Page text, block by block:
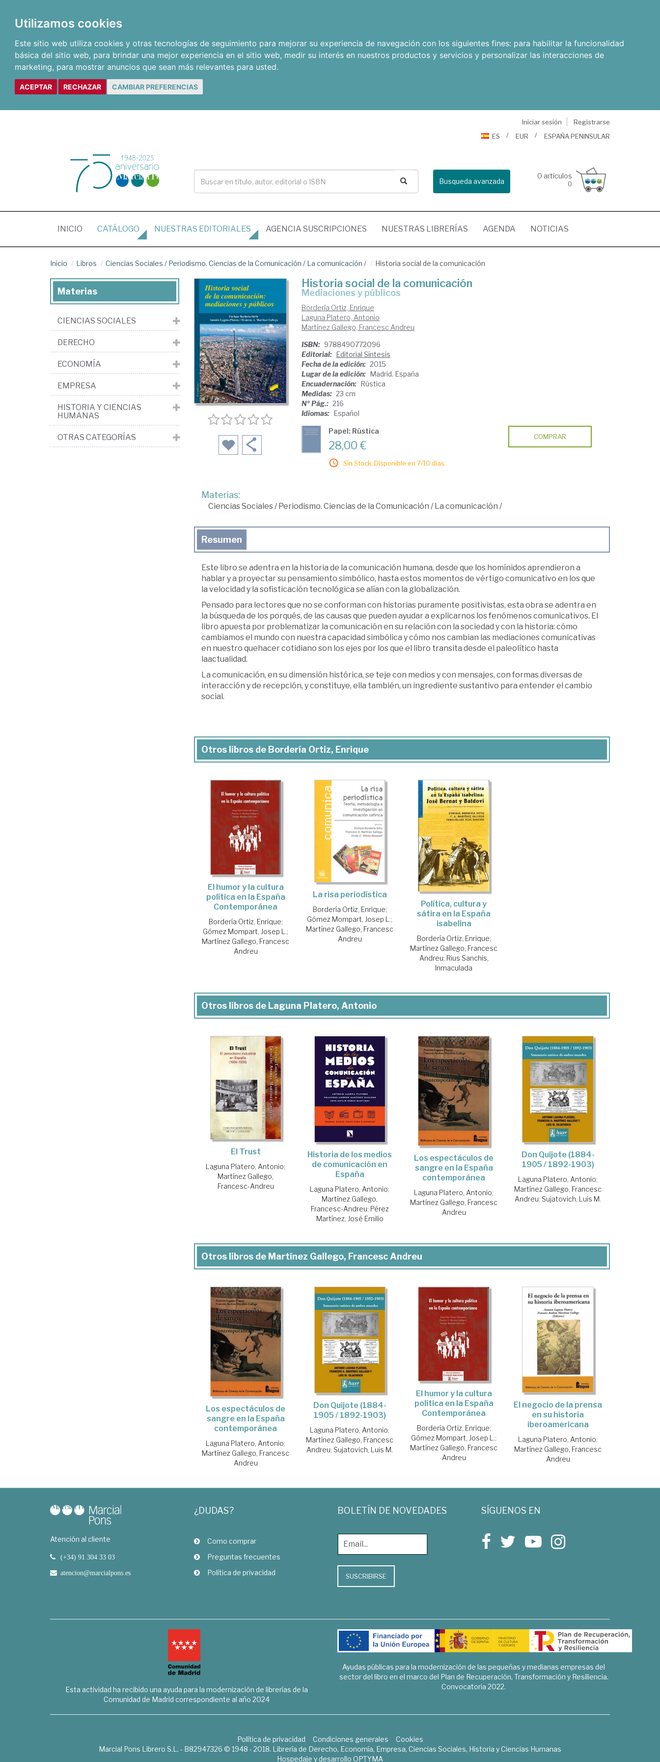
Utilizamos cookies
Este sitio web utiliza cookies y otras tecnologías de seguimiento para mejorar su experiencia de navegación con los siguientes fines: para habilitar la funcionalidad
básica del sitio web, para brindar una mejor experiencia en el sitio web, medir su interés en nuestros productos y servicios y personalizar las interacciones de
marketing, para mostrar anuncios que sean más relevantes para usted.
ACEPTAR RECHAZAR CAMBIAR PREFERENCIAS
Iniciar sesión
Registrarse
ES
EUR ESPAÑA PENINSULAR
Busqueda avanzada
0 artículos
0
INICIO (CURRENT)
CATÁLOGO NUESTRAS EDITORIALES AGENCIA SUSCRIPCIONES NUESTRAS LIBRERÍAS AGENDA NOTICIAS
Inicio Libros Ciencias Sociales / Periodismo. Ciencias de la Comunicación / La comunicación / Historia social de la comunicación
Historia social de la comunicación
mediaciones y públicos
Bordería Ortiz, Enrique
Laguna Platero, Antonio
Martínez Gallego, Francesc Andreu
ISBN: 9788490772096
Editorial: Editorial Síntesis
Fecha de la edición: 2015
Lugar de la edición: Madrid. España
Encuadernación: Rústica
Medidas: 23 cm
Nº Pág.: 216
Idiomas: Español
Papel: Rústica
28,00 €
Sin Stock. Disponible en 7/10 días.
COMPRAR
Materias:
Ciencias Sociales/Periodismo. Ciencias de la Comunicación /La comunicación /
Resumen
Este libro se adentra en la historia de la comunicación humana, desde que los homínidos aprendieron a
hablar y a proyectar su pensamiento simbólico, hasta estos momentos de vértigo comunicativo en los que
la velocidad y la sofisticación tecnológica se alían con la globalización.
Pensado para lectores que no se conforman con historias puramente positivistas, esta obra se adentra en
la búsqueda de los porqués, de las causas que pueden ayudar a explicarnos los fenómenos comunicativos. El
libro apuesta por problematizar la comunicación en su relación con la sociedad y con la historia: cómo
cambiamos el mundo con nuestra capacidad simbólica y cómo nos cambian las mediaciones comunicativas
en nuestro quehacer cotidiano son los ejes por los que el libro transita desde el paleolítico hasta
laactualidad.
La comunicación, en su dimensión histórica, se teje con medios y con mensajes, con formas diversas de
interacción y de recepción, y constituye, ella también, un ingrediente sustantivo para entender el cambio
social.
Otros libros de Bordería Ortiz, Enrique
El humor y la cultura
política en la España
Contemporánea
Bordería Ortiz, Enrique;
Gómez Mompart, Josep L.;
Martínez Gallego, Francesc
Andreu
La risa periodística
Bordería Ortiz, Enrique;
Gómez Mompart, Josep L.;
Martínez Gallego, Francesc
Andreu
Política, cultura y
sátira en la España
isabelina
Bordería Ortiz, Enrique;
Martínez Gallego, Francesc
Andreu; Rius Sanchis,
Inmaculada
Otros libros de Laguna Platero, Antonio
El Trust
Laguna Platero, Antonio;
Martínez Gallego,
Francesc-Andreu
Historia de los medios
de comunicación en
España
Laguna Platero, Antonio;
Martínez Gallego,
Francesc-Andreu; Pérez
Martínez, José Emilio
Los espectáculos de
sangre en la España
contemporánea
Laguna Platero, Antonio;
Martínez Gallego, Francesc
Andreu
Don Quijote (1884-
1905 / 1892-1903)
Laguna Platero, Antonio;
Martínez Gallego, Francesc
Andreu; Sujatovich, Luis M.
Otros libros de Martínez Gallego, Francesc Andreu
Los espectáculos de
sangre en la España
contemporánea
Laguna Platero, Antonio;
Martínez Gallego, Francesc
Andreu
Don Quijote (1884-
1905 / 1892-1903)
Laguna Platero, Antonio;
Martínez Gallego, Francesc
Andreu; Sujatovich, Luis M.
El humor y la cultura
política en la España
Contemporánea
Bordería Ortiz, Enrique;
Gómez Mompart, Josep L.;
Martínez Gallego, Francesc
Andreu
El negocio de la prensa
en su historia
iberoamericana
Laguna Platero, Antonio;
Martínez Gallego, Francesc
Andreu
Materias
CIENCIAS SOCIALES
DERECHO
ECONOMÍA
EMPRESA
HISTORIA Y CIENCIAS
HUMANAS
OTRAS CATEGORÍAS
Atención al cliente
(+34) 91 304 33 03
atencion@marcialpons.es
¿DUDAS?
Como comprar
Preguntas frecuentes
Política de privacidad
BOLETÍN DE NOVEDADES
SUSCRIBIRSE
SÍGUENOS EN
Esta actividad ha recibido una ayuda para la modernización de librerías de la
Comunidad de Madrid correspondiente al año 2024
Ayudas públicas para la modernización de las pequeñas y medianas empresas del
sector del libro en el marco del Plan de Recuperación, Transformación y Resiliencia.
Convocatoria 2022.
Política de privacidad Condiciones generales
Cookies
Marcial Pons Librero S.L. - B82947326 © 1948 - 2018. Librería de Derecho, Economía, Empresa, Ciencias Sociales, Historia y Ciencias Humanas
Hospedaje y desarrollo OPTYMA